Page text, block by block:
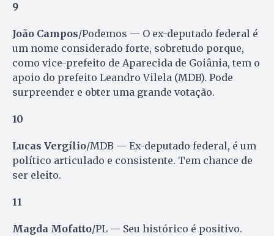
9
João Campos/Podemos — O ex-deputado federal é
um nome considerado forte, sobretudo porque,
como vice-prefeito de Aparecida de Goiânia, tem o
apoio do prefeito Leandro Vilela (MDB). Pode
surpreender e obter uma grande votação.
10
Lucas Vergílio/MDB — Ex-deputado federal, é um
político articulado e consistente. Tem chance de
ser eleito.
11
Magda Mofatto/PL — Seu histórico é positivo.